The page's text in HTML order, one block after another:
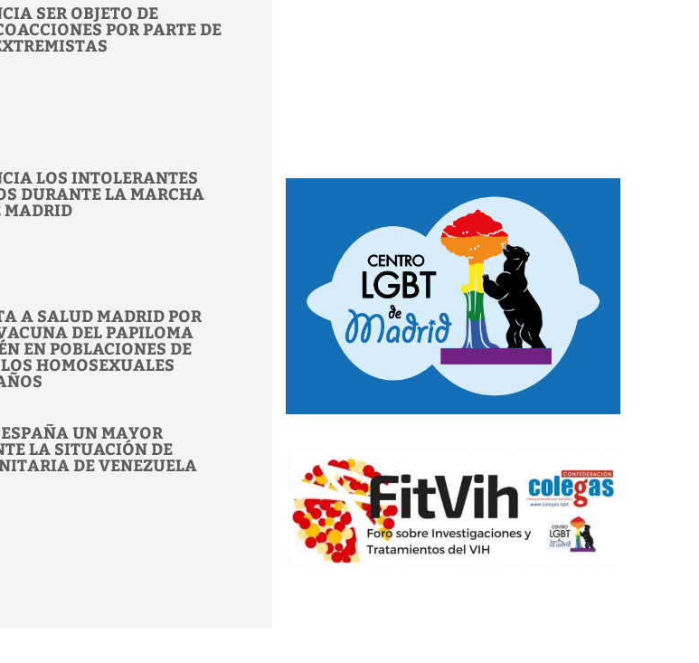
SER OBJETO DE
POR PARTE DE
LOS INTOLERANTES
DURANTE LA MARCHA
MADRID
A SALUD MADRID POR
DEL PAPILOMA
EN POBLACIONES DE
HOMOSEXUALES
UN MAYOR
LA SITUACIÓN DE
DE VENEZUELA